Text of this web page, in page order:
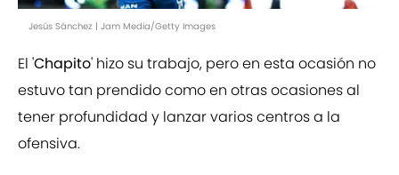
Jesús Sánchez | Jam Media/Getty Images
El 'Chapito' hizo su trabajo, pero en esta ocasión no
estuvo tan prendido como en otras ocasiones al
tener profundidad y lanzar varios centros a la
ofensiva.